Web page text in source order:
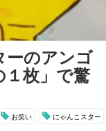
ーのアンゴ
枚」で驚
お笑い にゃんこスター